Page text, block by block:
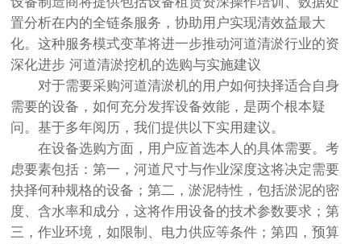
置分析在内的全链条服务，协助用户实现清效益最大
化。这种服务模式变革将进一步推动河道清淤行业的资
深化进步 河道清淤挖机的选购与实施建议
对于需要采购河道清淤机的用户如何抉择适合自身
需要的设备，如何充分发挥设备效能，是两个根本疑
问。基于多年阅历，我们提供以下实用建议。
在设备选购方面，用户应首选本人的具体需要。考
虑要素包括：第一，河道尺寸与作业深度这将决定需要
抉择何种规格的设备；第二，淤泥特性，包括淤泥的密
度、含水率和成分，这将作用设备的技术参数要求；第
三，作业环境，如限制、电力供应等条件；第四，预算